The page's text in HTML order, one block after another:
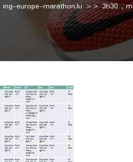
ing-europe-marathon.lu>>3h30,